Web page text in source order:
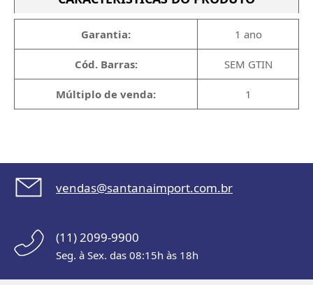
Garantia: 1 ano
Cód. Barras: SEM GTIN
Múltiplo de venda: 1
vendas@santanaimport.com.br
(11) 2099-9900
Seg. à Sex. das 08:15h às 18h